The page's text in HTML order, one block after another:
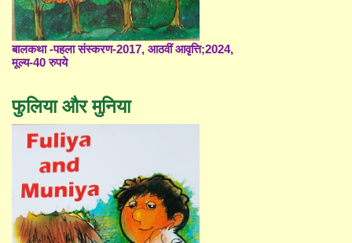
बालकथा -पहला संस्करण-2017, आठवीं आवृत्ति;2024,
मूल्य-40 रुपये
फुलिया और मुनिया